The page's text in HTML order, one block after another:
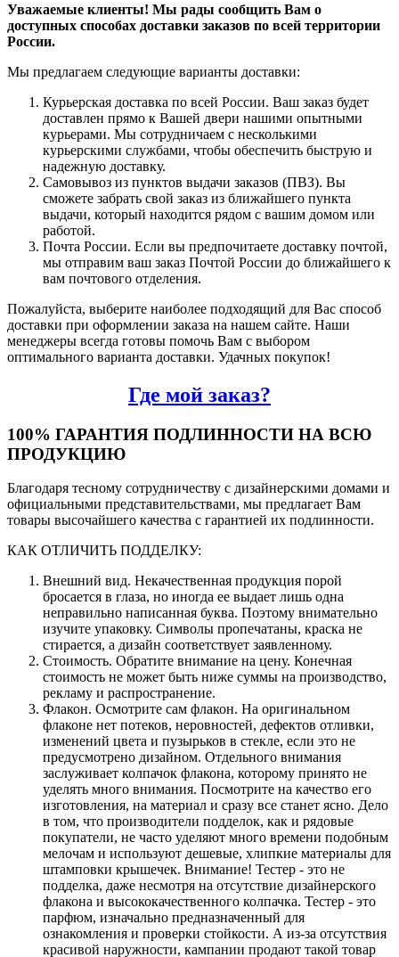
Уважаемые клиенты! Мы рады сообщить Вам о
доступных способах доставки заказов по всей территории
России.
Мы предлагаем следующие варианты доставки:
Курьерская доставка по всей России. Ваш заказ будет
доставлен прямо к Вашей двери нашими опытными
курьерами. Мы сотрудничаем с несколькими
курьерскими службами, чтобы обеспечить быструю и
надежную доставку.
Самовывоз из пунктов выдачи заказов (ПВЗ). Вы
сможете забрать свой заказ из ближайшего пункта
выдачи, который находится рядом с вашим домом или
работой.
Почта России. Если вы предпочитаете доставку почтой,
мы отправим ваш заказ Почтой России до ближайшего к
вам почтового отделения.
Пожалуйста, выберите наиболее подходящий для Вас способ
доставки при оформлении заказа на нашем сайте. Наши
менеджеры всегда готовы помочь Вам с выбором
оптимального варианта доставки. Удачных покупок!
Где мой заказ?
100% ГАРАНТИЯ ПОДЛИННОСТИ НА ВСЮ
ПРОДУКЦИЮ
Благодаря тесному сотрудничеству с дизайнерскими домами и
официальными представительствами, мы предлагает Вам
товары высочайшего качества с гарантией их подлинности.
КАК ОТЛИЧИТЬ ПОДДЕЛКУ:
Внешний вид. Некачественная продукция порой
бросается в глаза, но иногда ее выдает лишь одна
неправильно написанная буква. Поэтому внимательно
изучите упаковку. Символы пропечатаны, краска не
стирается, а дизайн соответствует заявленному.
Стоимость. Обратите внимание на цену. Конечная
стоимость не может быть ниже суммы на производство,
рекламу и распространение.
Флакон. Осмотрите сам флакон. На оригинальном
флаконе нет потеков, неровностей, дефектов отливки,
изменений цвета и пузырьков в стекле, если это не
предусмотрено дизайном. Отдельного внимания
заслуживает колпачок флакона, которому принято не
уделять много внимания. Посмотрите на качество его
изготовления, на материал и сразу все станет ясно. Дело
в том, что производители подделок, как и рядовые
покупатели, не часто уделяют много времени подобным
мелочам и используют дешевые, хлипкие материалы для
штамповки крышечек. Внимание! Тестер - это не
подделка, даже несмотря на отсутствие дизайнерского
флакона и высококачественного колпачка. Тестер - это
парфюм, изначально предназначенный для
ознакомления и проверки стойкости. А из-за отсутствия
красивой наружности, кампании продают такой товар